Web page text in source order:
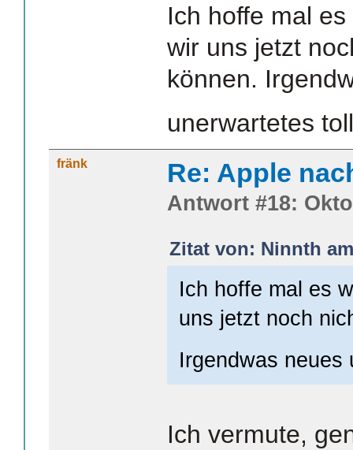
Ich hoffe mal
wir uns jetzt
können.
unerwartetes
fränk Re: Apple
Antwort #18:
Zitat von: Ninnth
Ich hoffe mal es
uns jetzt noch
Irgendwas
Ich vermute,